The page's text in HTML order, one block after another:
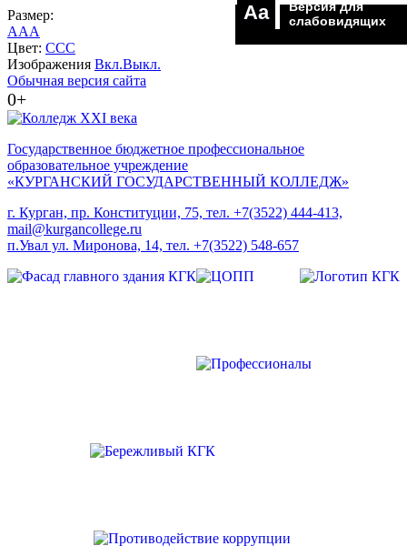
Размер:
AAA
Цвет: CCC
Изображения Вкл.Выкл.
Обычная версия сайта
0+
Aa
Версия для
слабовидящих
Государственное бюджетное профессиональное
образовательное учреждение
«КУРГАНСКИЙ ГОСУДАРСТВЕННЫЙ КОЛЛЕДЖ»
г. Курган, пр. Конституции, 75, тел. +7(3522) 444-413,
mail@kurgancollege.ru
п.Увал ул. Миронова, 14, тел. +7(3522) 548-657